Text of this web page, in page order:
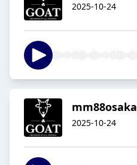
2025-10-24
mm88osaka
2025-10-24